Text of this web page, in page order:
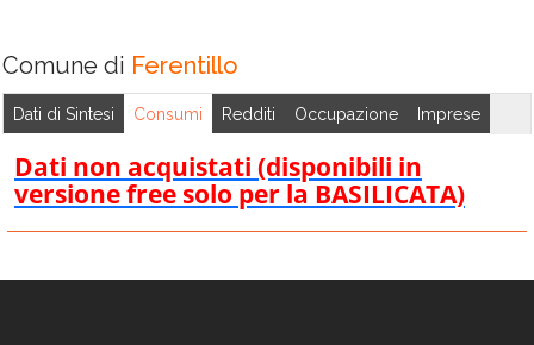
Comune di Ferentillo
Dati di Sintesi Consumi Redditi Occupazione Imprese
Dati non acquistati (disponibili in
versione free solo per la BASILICATA)